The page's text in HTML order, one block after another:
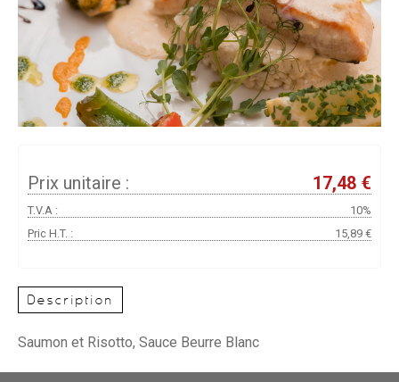
Prix unitaire : 17,48 €
T.V.A :
10%
Pric H.T. :
15,89 €
Description
Saumon et Risotto, Sauce Beurre Blanc